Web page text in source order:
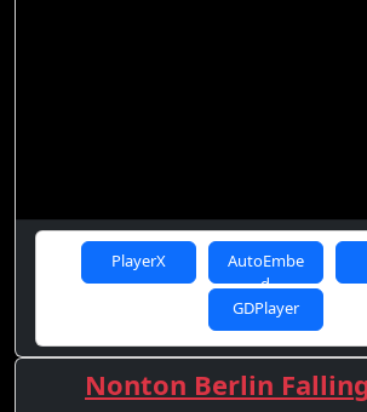
PlayerX
AutoEmbe
d
GDPlayer
Nonton Berlin